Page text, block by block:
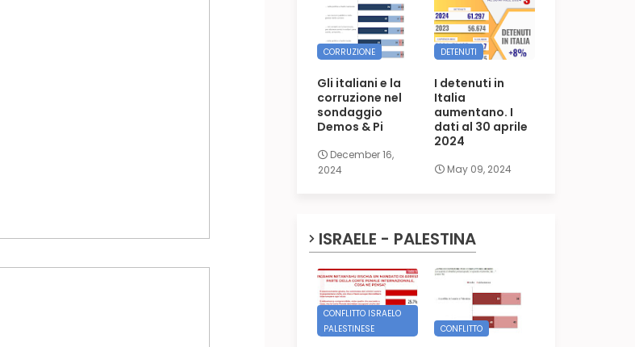
CORRUZIONE
Gli italiani e la
corruzione nel
sondaggio
Demos & Pi
December 16,
2024
DETENUTI
I detenuti in
Italia
aumentano. I
dati al 30 aprile
2024
May 09, 2024
ISRAELE - PALESTINA
CONFLITTO ISRAELO
PALESTINESE
CONFLITTO